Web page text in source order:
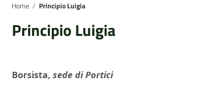
Home / Principio Luigia
Principio Luigia
Borsista, sede di Portici